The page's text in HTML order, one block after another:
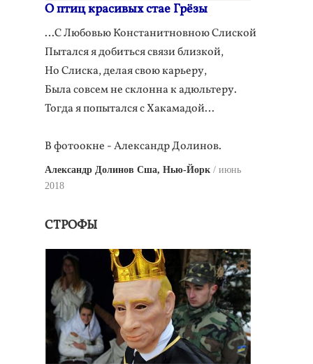
О птиц красивых стае Грёзы
…C Любовью Констанитновною Слиской
Пытался я добиться связи близкой,
Но Слиска, делая свою карьеру,
Была совсем не склонна к адюльтеру.
Тогда я попытался с Хакамадой…
В фотоокне - Александр Долинов.
Александр Долинов Сша, Нью-Йорк
июнь
2018
СТРОФЫ